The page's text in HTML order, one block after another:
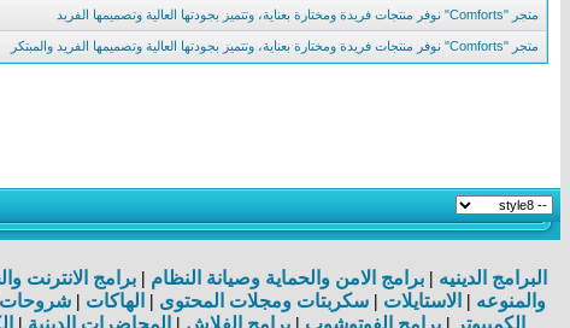
متجر "Comforts" نوفر منتجات فريدة ومختارة بعناية، وتتميز بجودتها العالية وتصميمها الفريد
متجر "Comforts" نوفر منتجات فريدة ومختارة بعناية، وتتميز بجودتها العالية وتصميمها الفريد والمبتكر
البرامج الدينيه | برامج الامن والحماية وصيانة النظام | برامج الانترنت
والمنوعه | الاستايلات | سكربتات ومجلات المحتوى | الهاكات | شروحات
الكمبيوتر |برامج الفوتوشوب |برامج الفلاش | المحاضرات الدينية |